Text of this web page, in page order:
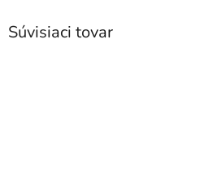
Súvisiaci tovar